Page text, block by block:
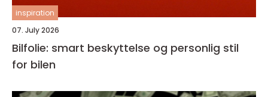
inspiration
07. July 2026
Bilfolie: smart beskyttelse og personlig stil
for bilen